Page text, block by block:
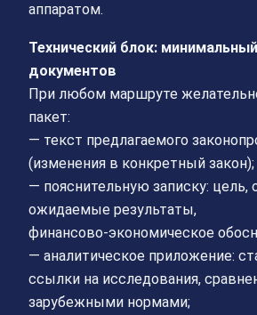
аппаратом.
Технический блок:
документов
При любом маршруте
пакет:
— текст предлагаемого
(изменения в конкретный закон);
— пояснительную записку: цель,
ожидаемые результаты,
финансово‑экономическое
— аналитическое приложение:
ссылки на исследования,
зарубежными нормами;